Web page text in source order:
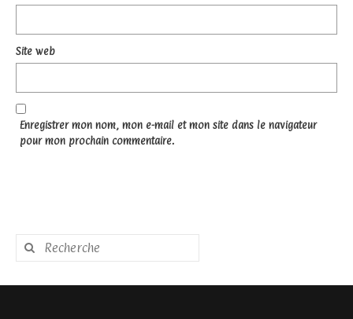
Site web
Enregistrer mon nom, mon e-mail et mon site dans le navigateur
pour mon prochain commentaire.
Rechercher
: